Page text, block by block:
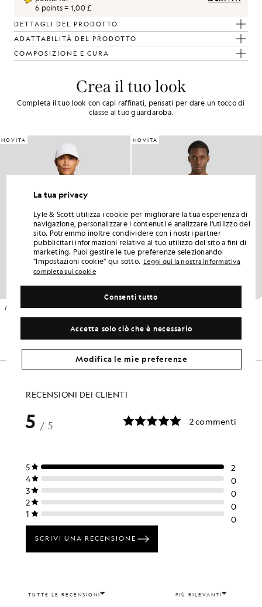
6 points = 1,00 £
DETTAGLI DEL PRODOTTO
ADATTABILITÀ DEL PRODOTTO
COMPOSIZIONE E CURA
Crea il tuo look
Completa il tuo look con capi raffinati, pensati per dare un tocco di
classe al tuo guardaroba.
NOVITÀ
Maglione con scollo a V in misto cotone
NOVITÀ
£75.00
La tua privacy
Lyle & Scott utilizza i cookie per migliorare la tua esperienza di
navigazione, personalizzare i contenuti e analizzare l'utilizzo del
sito. Potremmo inoltre condividere con i nostri partner
pubblicitari informazioni relative al tuo utilizzo del sito a fini di
marketing. Puoi gestire le tue preferenze selezionando
"Impostazioni cookie" qui sotto. Leggi qui la nostra informativa
completa sui cookie
Accetta solo ciò che è necessario
Consenti tutto
Modifica le mie preferenze